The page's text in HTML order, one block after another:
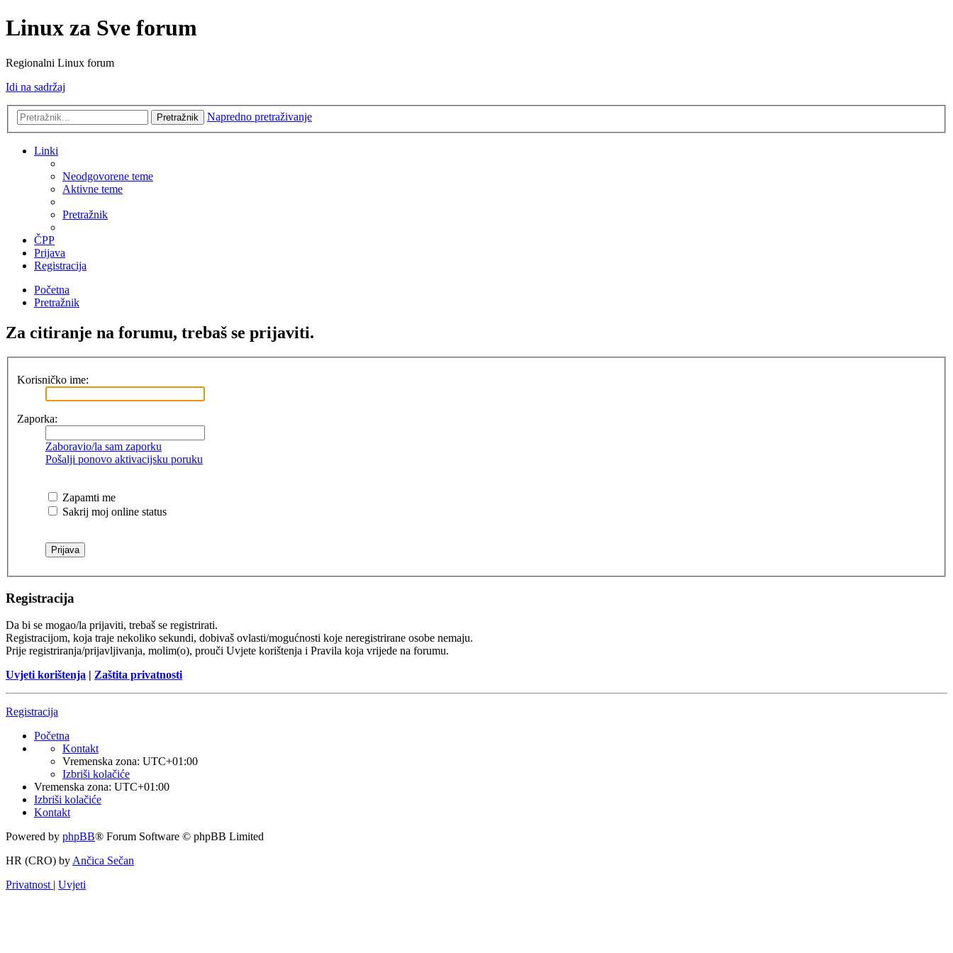
Linux za Sve forum
Regionalni Linux forum
Idi na sadržaj
Pretražnik Napredno pretraživanje
Linki
Neodgovorene teme
Aktivne teme
Pretražnik
ČPP
Prijava
Registracija
Početna
Pretražnik
Za citiranje na forumu, trebaš se prijaviti.
Korisničko ime:
Zaporka:
Zaboravio/la sam zaporku
Pošalji ponovo aktivacijsku poruku
Zapamti me
Sakrij moj online status
Registracija
Da bi se mogao/la prijaviti, trebaš se registrirati.
Registracijom, koja traje nekoliko sekundi, dobivaš ovlasti/mogućnosti koje neregistrirane osobe nemaju.
Prije registriranja/prijavljivanja, molim(o), prouči Uvjete korištenja i Pravila koja vrijede na forumu.
Uvjeti korištenja | Zaštita privatnosti
Registracija
Početna
Kontakt
Vremenska zona: UTC+01:00
Izbriši kolačiće
Vremenska zona: UTC+01:00
Izbriši kolačiće
Kontakt
Powered by phpBB® Forum Software © phpBB Limited
HR (CRO) by Ančica Sečan
Privatnost | Uvjeti